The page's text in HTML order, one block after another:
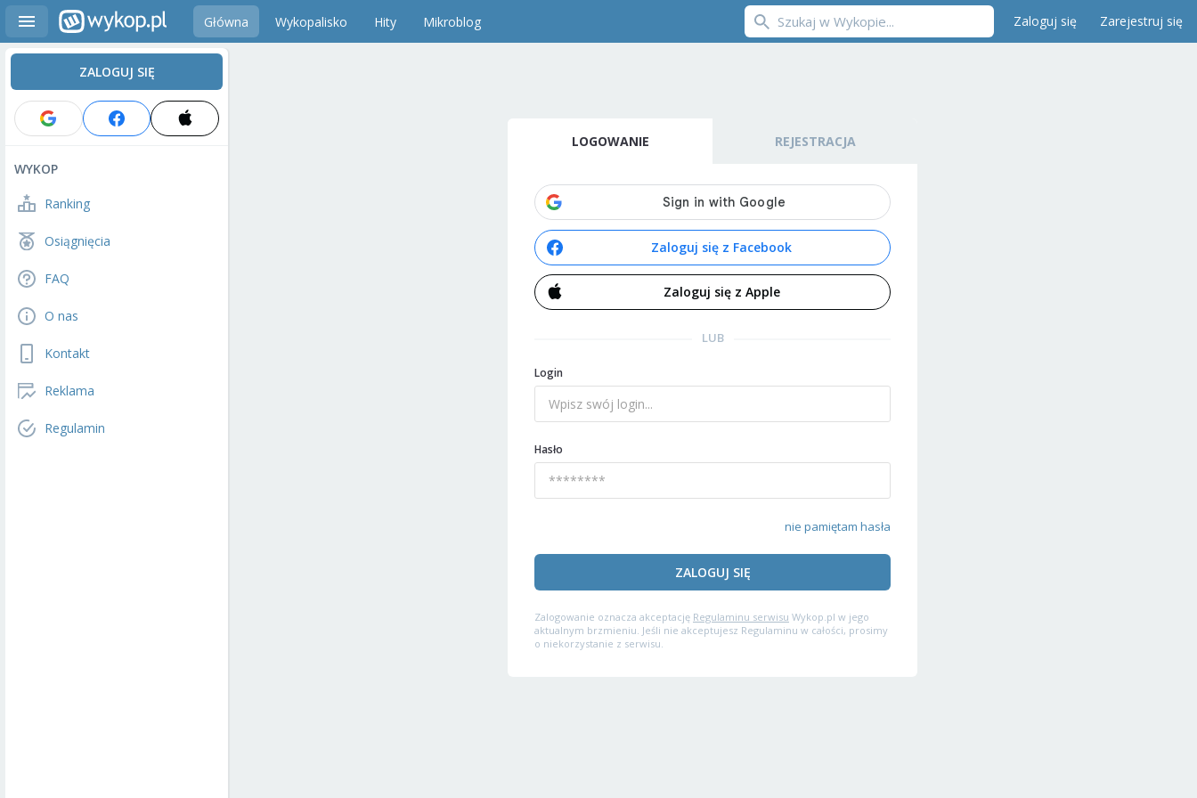
Główna Wykopalisko Hity Mikroblog Zaloguj się Zarejestruj się
ZALOGUJ SIĘ
WYKOP
Ranking
Osiągnięcia
FAQ
O nas
Kontakt
Reklama
Regulamin
LOGOWANIE REJESTRACJA
Zaloguj się z Facebook
Zaloguj się z Apple
LUB
Login
Hasło
nie pamiętam hasła
ZALOGUJ SIĘ
Zalogowanie oznacza akceptację Regulaminu serwisu Wykop.pl w jego
aktualnym brzmieniu. Jeśli nie akceptujesz Regulaminu w całości, prosimy
o niekorzystanie z serwisu.